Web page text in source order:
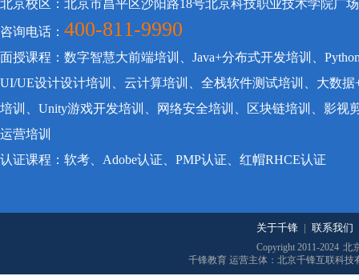
北京校区：北京市昌平区沙阳路18号北京科技职业技术学院广
咨询电话： 400-811-9990
面授课程：数字智慧大前端培训、Java+分布式开发培训、
UI/UE设计设计培训、云计算培训、全栈软件测试培训、大数
培训、Unity游戏开发培训、网络安全培训、区块链培训、影视
运营培训
认证课程：软考、Adobe认证、PMP认证、红帽RHCE认证
关于千锋 | 联系我们
Copyright 2011-2024 北
千锋教育 运营主体：北京千锋互联科